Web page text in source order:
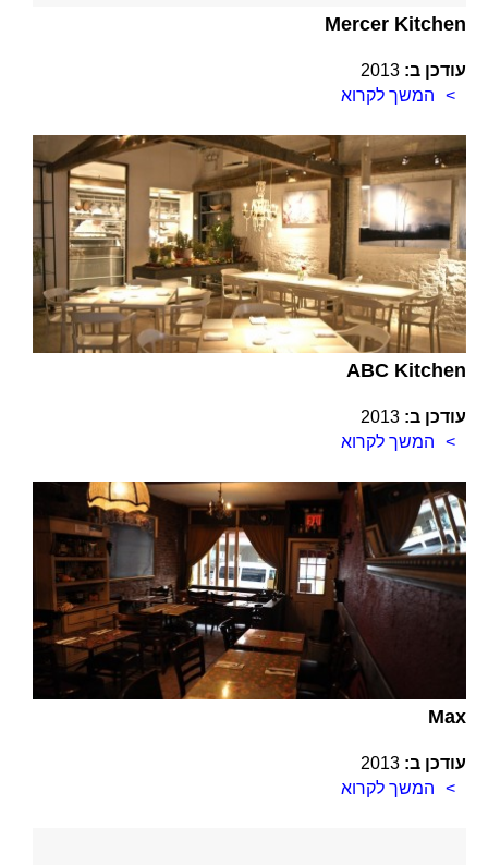
Mercer Kitchen
עודכן ב: 2013
המשך לקרוא
ABC Kitchen
עודכן ב: 2013
המשך לקרוא
Max
עודכן ב: 2013
המשך לקרוא